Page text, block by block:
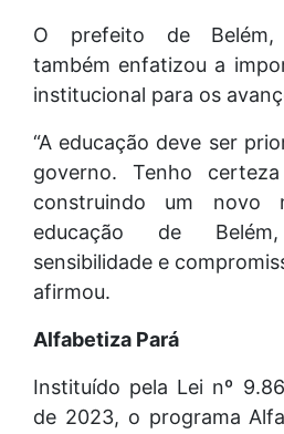
O prefeito de Belém,
também enfatizou a
institucional para os
“A educação deve ser
governo. Tenho
construindo um novo
educação de
sensibilidade e
afirmou.
Alfabetiza Pará
Instituído pela Lei nº
de 2023, o programa